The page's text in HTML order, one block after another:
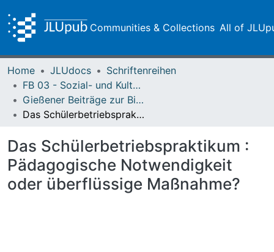
Communities & Collections All of
Home JLUdocs
Schriftenreihen
FB 03 - Sozial- und Kulturwissenschaften
Gießener Beiträge zur Bildungsforschung
Das Schülerbetriebspraktikum : Pädagogische Notwendigkeit oder überflüssige Maßnahme?
Das Schülerbetriebspraktikum :
Pädagogische Notwendigkeit
oder überflüssige Maßnahme?